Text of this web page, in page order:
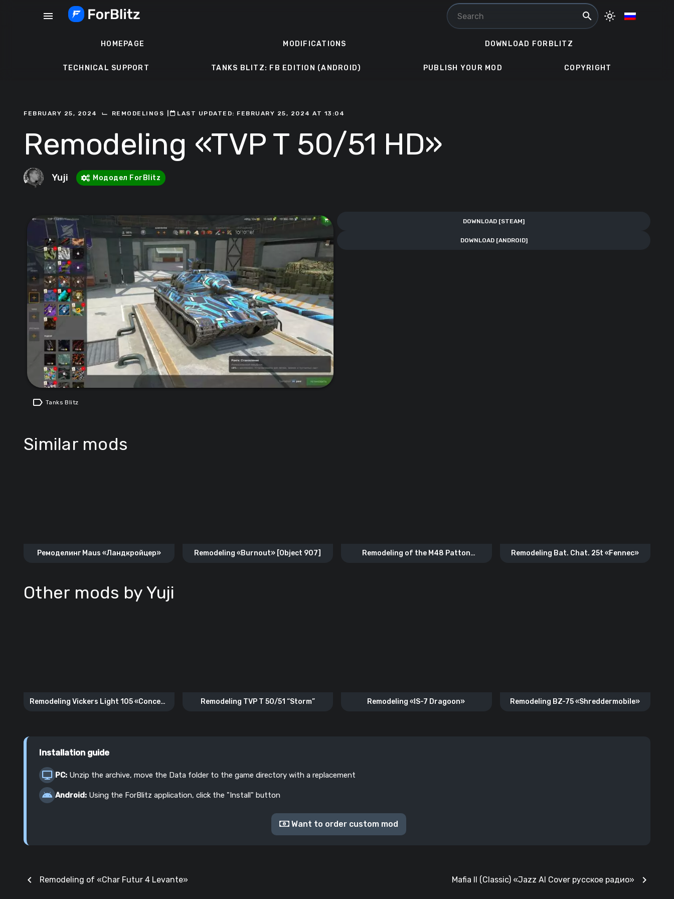
menu search light_mode
HOMEPAGE MODIFICATIONS DOWNLOAD FORBLITZ
TECHNICAL SUPPORT TANKS BLITZ: FB EDITION (ANDROID) PUBLISH YOUR MOD COPYRIGHT
FEBRUARY 25, 2024 ⌙ REMODELINGS ㅤLAST UPDATED: FEBRUARY 25, 2024 AT 13:04
Remodeling «TVP T 50/51 HD»
Yuji Мододел ForBlitz
DOWNLOAD [STEAM]
DOWNLOAD [ANDROID]
label Tanks Blitz
Similar mods
Ремоделинг Maus «Ландкройцер» Remodeling «Burnout» [Object 907]
Remodeling of the M48 Patton
Remodeling Bat. Chat. 25t «Fennec»
Other mods by Yuji
Remodeling Vickers Light 105 «Concept
Remodeling TVP T 50/51 “Storm” Remodeling «IS-7 Dragoon» Remodeling BZ-75 «Shreddermobile»
Installation guide
PC: Unzip the archive, move the Data folder to the game directory with a replacement
Android: Using the ForBlitz application, click the "Install" button
Want to order custom mod
chevron_left Remodeling of «Char Futur 4 Levante» Mafia II (Classic) «Jazz AI Cover русское радио» chevron_right